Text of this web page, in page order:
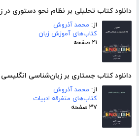
دانلود کتاب تحلیلی بر نظام نحو دستوری
از: محمد آذروش
کتاب‌های آموزش زبان
۲۱ صفحه
دانلود کتاب جستاری بر زبان‌شناسی انگلیسی
از: محمد آذروش
کتاب‌های متفرقه ادبیات
۳۷ صفحه